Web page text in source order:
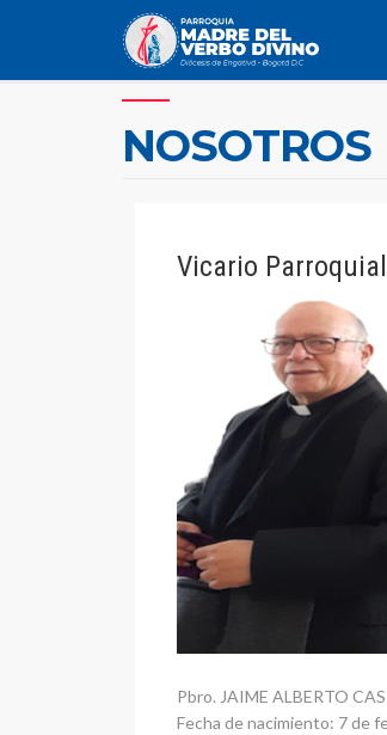
NOSOTROS
Vicario Parroquial
Pbro. JAIME ALBERTO
Fecha de nacimiento: 7 de